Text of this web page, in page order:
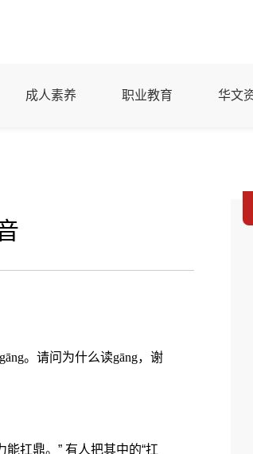
成人素养 职业教育 华文
。请问为什么读gāng，谢
扛鼎。” 有人把其中的“扛